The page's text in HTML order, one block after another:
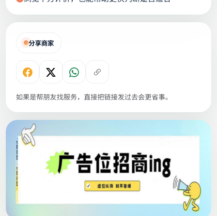
分享商家
如果是帮朋友找服务，直接把链接发过去会更省事。